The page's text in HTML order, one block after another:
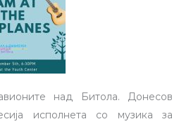
над Битола.
исполнета со музика